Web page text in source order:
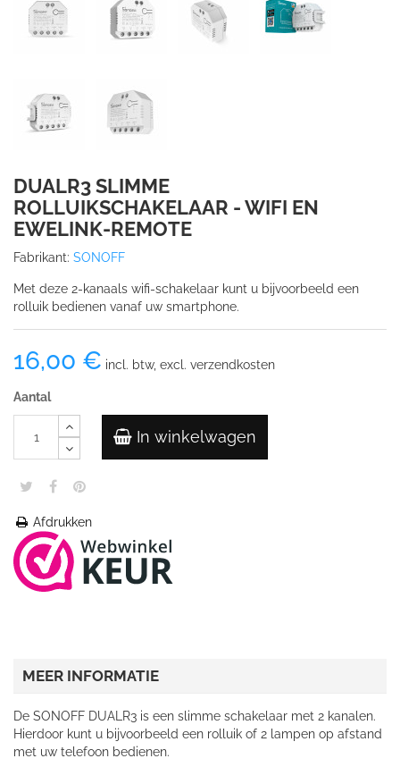
DUALR3 SLIMME
ROLLUIKSCHAKELAAR - WIFI EN
EWELINK-REMOTE
Fabrikant: SONOFF
Met deze 2-kanaals wifi-schakelaar kunt u bijvoorbeeld een
rolluik bedienen vanaf uw smartphone.
16,00 € incl. btw, excl. verzendkosten
Aantal
In winkelwagen
Afdrukken
MEER INFORMATIE
De SONOFF DUALR3 is een slimme schakelaar met 2 kanalen.
Hierdoor kunt u bijvoorbeeld een rolluik of 2 lampen op afstand
met uw telefoon bedienen.